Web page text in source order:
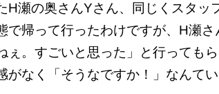
H瀬の奥さんYさん、同じくスタッ
で帰って行ったわけですが、H瀬さ
ぇ。すごいと思った」と行ってもら
がなく「そうなですか！」なんてい